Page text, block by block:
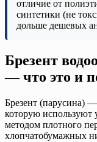
отличие от
синтетики (не
дольше дешевых
Брезент
— что это и
Брезент (парусина) —
которую используют
методом плотного
хлопчатобумажных